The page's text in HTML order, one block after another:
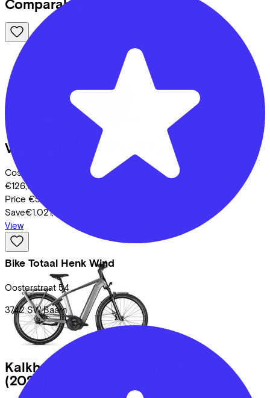
Bike Totaal Henk Wind
Oosterstraat 54
3742 SW Baarn
Comparable bikes
Victoria UTILYON 3 (2025)
Costs per month from
€126,59
Price €5.499,00
Save€1.021,87
View
Kalkhoff
(2025)